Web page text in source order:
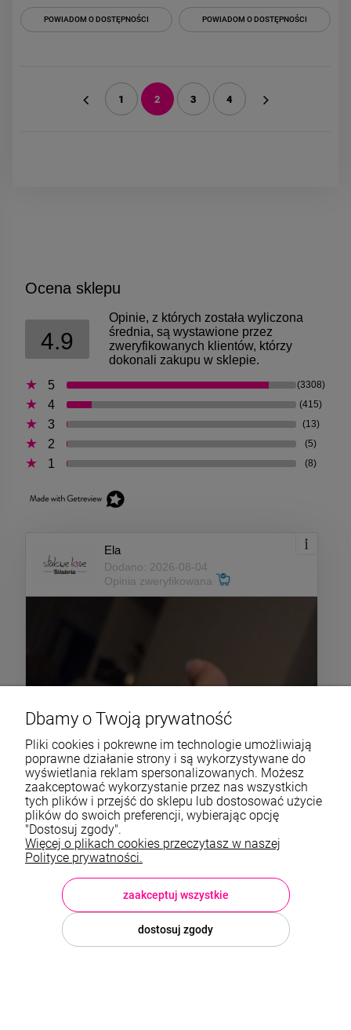
POWIADOM O DOSTĘPNOŚCI POWIADOM O DOSTĘPNOŚCI
1 2 3 4
Ocena sklepu
4.9
Opinie, z których została wyliczona
średnia, są wystawione przez
zweryfikowanych klientów, którzy
dokonali zakupu w sklepie.
5
(3308)
4 (415)
3 (13)
2 (5)
1 (8)
Ela
Dodano: 2026-08-04
Opinia zweryfikowana
Dbamy o Twoją prywatność
Pliki cookies i pokrewne im technologie umożliwiają
poprawne działanie strony i są wykorzystywane do
wyświetlania reklam spersonalizowanych. Możesz
zaakceptować wykorzystanie przez nas wszystkich
tych plików i przejść do sklepu lub dostosować użycie
plików do swoich preferencji, wybierając opcję
"Dostosuj zgody".
Więcej o plikach cookies przeczytasz w naszej
Polityce prywatności.
dostosuj zgody
zaakceptuj wszystkie